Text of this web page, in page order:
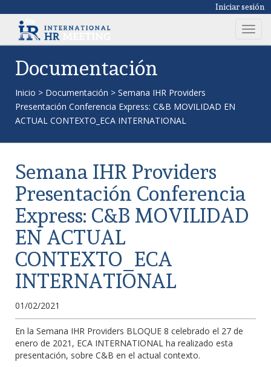
Iniciar sesión
T
o
v
Documentación
Inicio > Documentación > Semana IHR Providers
Presentación Conferencia Express: C&B MOVILIDAD EN
ACTUAL CONTEXTO_ECA INTERNATIONAL
Semana IHR Providers
Presentación Conferencia
Express: C&B MOVILIDAD
EN ACTUAL
CONTEXTO_ECA
INTERNATIONAL
01/02/2021
En la Semana IHR Providers BLOQUE 8 celebrado el 27 de
enero de 2021, ECA INTERNATIONAL ha realizado esta
presentación, sobre C&B en el actual contexto.